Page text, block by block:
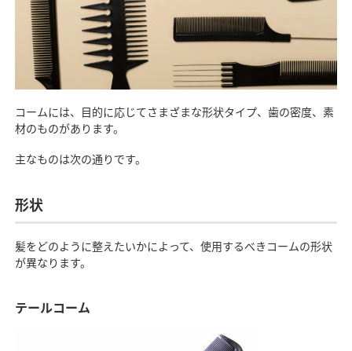
コームには、目的に応じてさまざまな形状タイプ、歯の密度、素
材のものがあります。
主なものは次の通りです。
形状
髪をどのように整えたいかによって、使用するべきコームの形状
が異なります。
テールコーム